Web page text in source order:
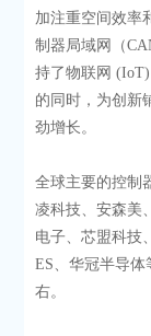
加注重空间效率
制器局域网（
持了物联网
的同时，为创新
劲增长。
全球主要的控制
凌科技、安森美
电子、芯盟科技
ES、华冠半导
右。